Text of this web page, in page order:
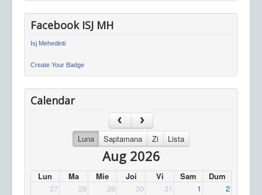
Facebook ISJ MH
Isj Mehedinti
Create Your Badge
Calendar
Luna Saptamana Zi Lista
Aug 2026
Lun Ma Mie Joi Vi Sam
Dum
27
28 29 30 31 1 2